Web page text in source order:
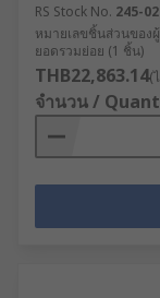
RS Stock No. 245-
หมายเลขชิ้นส่วนของ
ยอดรวมย่อย (1 ชิ้น)
THB22,863.14(
จำนวน /